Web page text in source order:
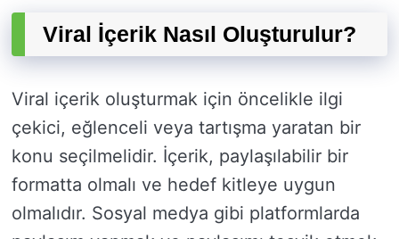
Viral İçerik Nasıl Oluşturulur?
Viral içerik oluşturmak için öncelikle ilgi
çekici, eğlenceli veya tartışma yaratan bir
konu seçilmelidir. İçerik, paylaşılabilir bir
formatta olmalı ve hedef kitleye uygun
olmalıdır. Sosyal medya gibi platformlarda